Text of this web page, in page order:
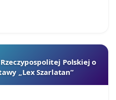
Polskiej o
„Lex Szarlatan”